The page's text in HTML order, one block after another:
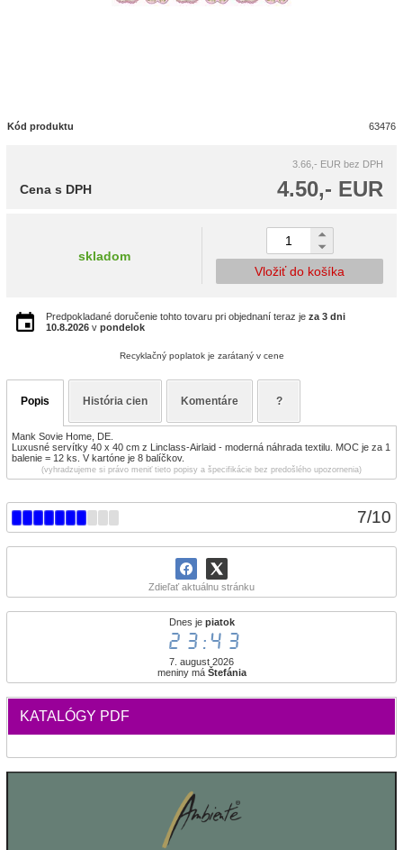
7/10
Zdieľať aktuálnu stránku
Dnes je piatok
23:43
7. august 2026
meniny má Štefánia
KATALÓGY PDF
Kód produktu 63476
3.66,- EUR bez DPH
4.50,- EUR
Cena s DPH
skladom
Vložiť do košíka
Predpokladané doručenie tohto tovaru pri objednaní teraz je za 3 dni
10.8.2026 v pondelok
Recyklačný poplatok je zarátaný v cene
Popis História cien Komentáre ?
Mank Sovie Home, DE.
Luxusné servítky 40 x 40 cm z Linclass-Airlaid - moderná náhrada textilu. MOC je za 1
balenie = 12 ks. V kartóne je 8 balíčkov.
(vyhradzujeme si právo meniť tieto popisy a špecifikácie bez predošlého upozornenia)